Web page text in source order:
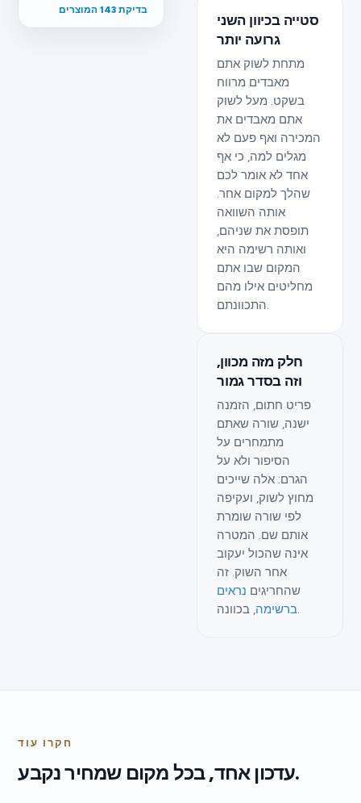
בדיקת 143 המוצרים
סטייה בכיוון השני
גרועה יותר
מתחת לשוק אתם
מאבדים מרווח
בשקט. מעל לשוק
אתם מאבדים את
המכירה ואף פעם לא
מגלים למה, כי אף
אחד לא אומר לכם
שהלך למקום אחר.
אותה השוואה
תופסת את שניהם,
ואותה רשימה היא
המקום שבו אתם
מחליטים אילו מהם
התכוונתם.
חלק מזה מכוון,
וזה בסדר גמור
פריט חתום, הזמנה
ישנה, שורה שאתם
מתמחרים על
הסיפור ולא על
הגרם: אלה שייכים
מחוץ לשוק, ועקיפה
לפי שורה שומרת
אותם שם. המטרה
אינה שהכול יעקוב
אחר השוק. זה
שהחריגים נראים
ברשימה, בכוונה.
חקרו עוד
עדכון אחד, בכל מקום שמחיר נקבע.